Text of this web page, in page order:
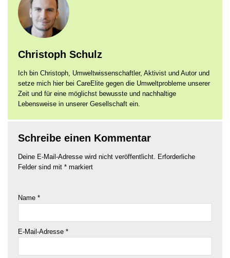
Christoph Schulz
Ich bin Christoph, Umweltwissenschaftler, Aktivist und Autor und
setze mich hier bei CareElite gegen die Umweltprobleme unserer
Zeit und für eine möglichst bewusste und nachhaltige
Lebensweise in unserer Gesellschaft ein.
Schreibe einen Kommentar
Deine E-Mail-Adresse wird nicht veröffentlicht.
Erforderliche
Felder sind mit * markiert
Name *
E-Mail-Adresse *